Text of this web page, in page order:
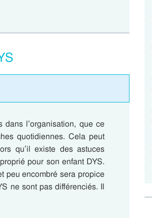
dans l’organisation, que ce
quotidiennes. Cela peut
qu’il existe des astuces
pour son enfant DYS.
peu encombré sera propice
ne sont pas différenciés. Il